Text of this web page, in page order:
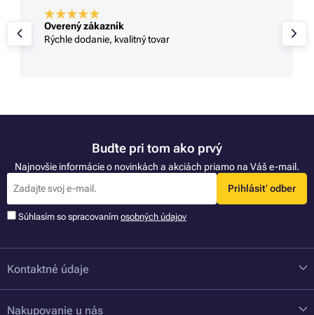
Overený zákazník
Rýchle dodanie, kvalitný tovar
Buďte pri tom ako prvý
Najnovšie informácie o novinkách a akciách priamo na Váš e-mail.
Prihlásiť odber
Súhlasím so spracovaním osobných údajov
Kontaktné údaje
Nakupovanie u nás